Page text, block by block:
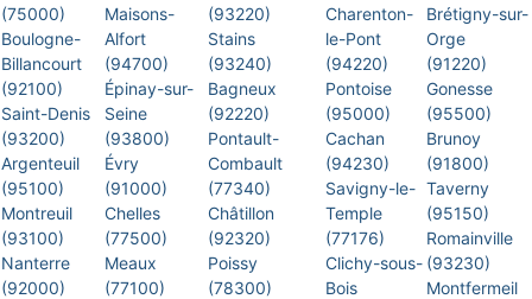
(75000)
Boulogne-
Billancourt
(92100)
Saint-Denis
(93200)
Argenteuil
(95100)
Montreuil
(93100)
Nanterre
(92000)
Maisons-
Alfort
(94700)
Épinay-sur-
Seine
(93800)
Évry
(91000)
Chelles
(77500)
Meaux
(77100)
(93220)
Stains
(93240)
Bagneux
(92220)
Pontault-
Combault
(77340)
Châtillon
(92320)
Poissy
(78300)
Charenton-
le-Pont
(94220)
Pontoise
(95000)
Cachan
(94230)
Savigny-le-
Temple
(77176)
Clichy-sous-
Bois
Brétigny-sur-
Orge
(91220)
Gonesse
(95500)
Brunoy
(91800)
Taverny
(95150)
Romainville
(93230)
Montfermeil